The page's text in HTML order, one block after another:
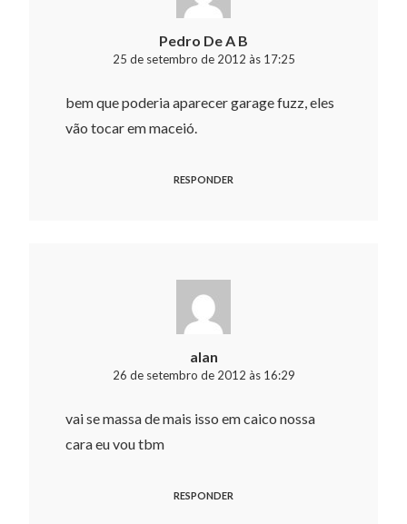
Pedro De A B
25 de setembro de 2012 às 17:25
bem que poderia aparecer garage fuzz, eles
vão tocar em maceió.
RESPONDER
alan
26 de setembro de 2012 às 16:29
vai se massa de mais isso em caico nossa
cara eu vou tbm
RESPONDER